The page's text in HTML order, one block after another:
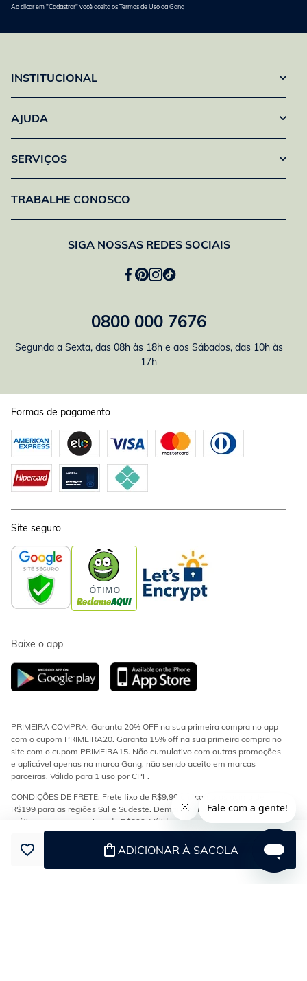
ADICIONAR À SACOLA
Ao clicar em "Cadastrar" você aceita osTermos de Uso da Gang
INSTITUCIONAL
AJUDA
SERVIÇOS
TRABALHE CONOSCO
SIGA NOSSAS REDES SOCIAIS
0800 000 7676
Segunda a Sexta, das 08h às 18h e aos Sábados, das 10h às
17h
Formas de pagamento
Site seguro
Baixe o app
PRIMEIRA COMPRA: Garanta 20% OFF na sua primeira compra no app
com o cupom PRIMEIRA20. Garanta 15% off na sua primeira compra no
site com o cupom PRIMEIRA15. Não cumulativo com outras promoções
e aplicável apenas na marca Gang, não sendo aceito em marcas
parceiras. Válido para 1 uso por CPF.
CONDIÇÕES DE FRETE: Frete fixo de R$9,90 em compras acima de
R$199 para as regiões Sul e Sudeste. Demais regiões do Brasil, frete
grátis em compras acima de R$299. Válidos para modalidades
transportadora e econômica.
ESTOQUE E ENTREGA: Os produtos da loja encontram-se em diferentes
estoques e podem ser enviados separadamente. Confira no checkout se